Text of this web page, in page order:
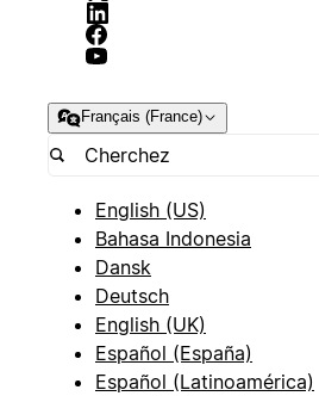
Français (France)
English (US)
Bahasa Indonesia
Dansk
Deutsch
English (UK)
Español (España)
Español (Latinoamérica)